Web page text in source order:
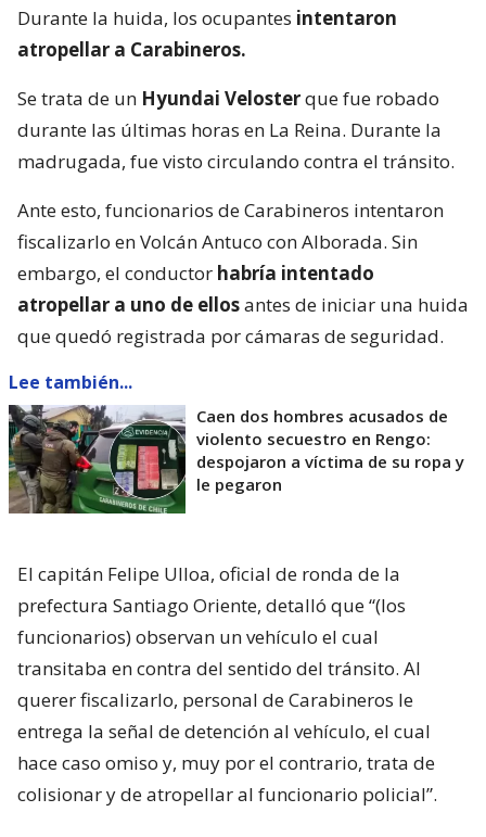
Durante la huida, los ocupantes intentaron
atropellar a Carabineros.
Se trata de un Hyundai Velosterque fue robado
durante las últimas horas en La Reina. Durante la
madrugada, fue visto circulando contra el tránsito.
Ante esto, funcionarios de Carabineros intentaron
fiscalizarlo en Volcán Antuco con Alborada. Sin
embargo, el conductor habría intentado
atropellar a uno de ellosantes de iniciar una huida
que quedó registrada por cámaras de seguridad.
Lee también...
Caen dos hombres acusados de
violento secuestro en Rengo:
despojaron a víctima de su ropa y
le pegaron
El capitán Felipe Ulloa, oficial de ronda de la
prefectura Santiago Oriente, detalló que “(los
funcionarios) observan un vehículo el cual
transitaba en contra del sentido del tránsito. Al
querer fiscalizarlo, personal de Carabineros le
entrega la señal de detención al vehículo, el cual
hace caso omiso y, muy por el contrario, trata de
colisionar y de atropellar al funcionario policial”.